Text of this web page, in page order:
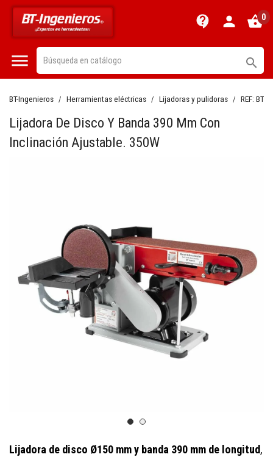
contact_support person shopping_basket0
 
BT-Ingenieros Herramientas eléctricas Lijadoras y pulidoras REF:
Lijadora De Disco Y Banda 390 Mm Con
Inclinación Ajustable. 350W
Lijadora de disco Ø150 mm y banda 390 mm de longitud,